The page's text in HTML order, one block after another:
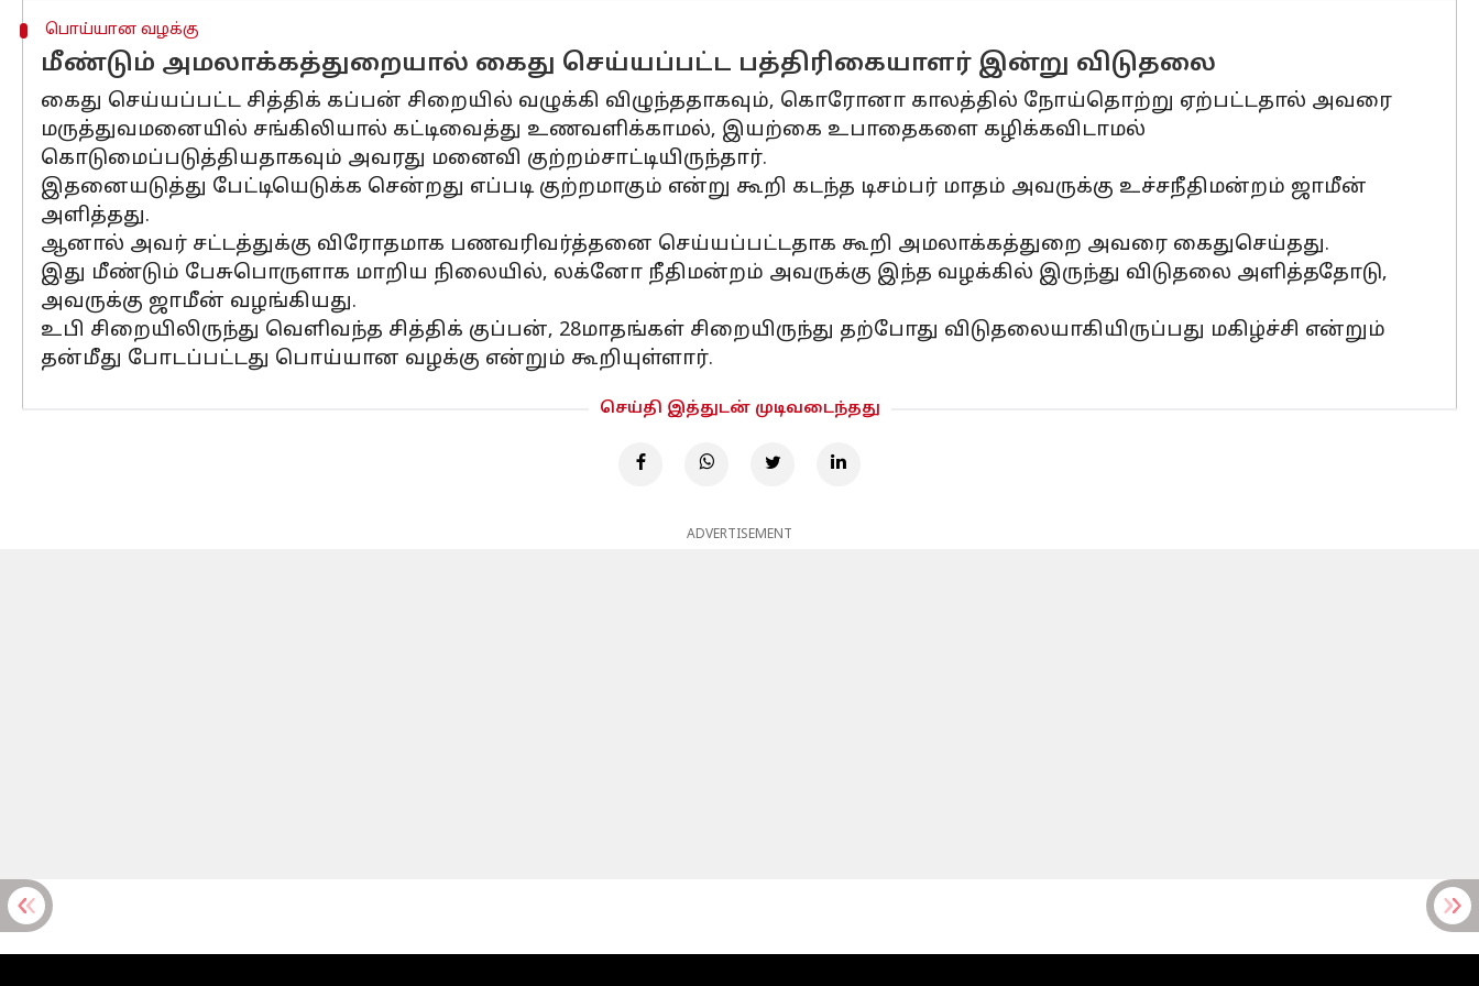
பொய்யான வழக்கு
மீண்டும் அமலாக்கத்துறையால் கைது செய்யப்பட்ட பத்திரிகையாளர் இன்று விடுதலை
கைது செய்யப்பட்ட சித்திக் கப்பன் சிறையில் வழுக்கி விழுந்ததாகவும், கொரோனா காலத்தில் நோய்தொற்று ஏற்பட்டதால் அவரை
மருத்துவமனையில் சங்கிலியால் கட்டிவைத்து உணவளிக்காமல், இயற்கை உபாதைகளை கழிக்கவிடாமல்
கொடுமைப்படுத்தியதாகவும் அவரது மனைவி குற்றம்சாட்டியிருந்தார்.
இதனையடுத்து பேட்டியெடுக்க சென்றது எப்படி குற்றமாகும் என்று கூறி கடந்த டிசம்பர் மாதம் அவருக்கு உச்சநீதிமன்றம் ஜாமீன்
அளித்தது.
ஆனால் அவர் சட்டத்துக்கு விரோதமாக பணவரிவர்த்தனை செய்யப்பட்டதாக கூறி அமலாக்கத்துறை அவரை கைதுசெய்தது.
இது மீண்டும் பேசுபொருளாக மாறிய நிலையில், லக்னோ நீதிமன்றம் அவருக்கு இந்த வழக்கில் இருந்து விடுதலை அளித்ததோடு,
அவருக்கு ஜாமீன் வழங்கியது.
உபி சிறையிலிருந்து வெளிவந்த சித்திக் குப்பன், 28மாதங்கள் சிறையிருந்து தற்போது விடுதலையாகியிருப்பது மகிழ்ச்சி என்றும்
தன்மீது போடப்பட்டது பொய்யான வழக்கு என்றும் கூறியுள்ளார்.
செய்தி இத்துடன் முடிவடைந்தது
ADVERTISEMENT